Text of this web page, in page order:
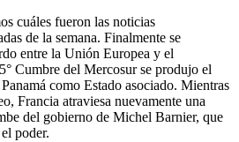
cuáles fueron las noticias
de la semana. Finalmente se
entre la Unión Europea y el
Cumbre del Mercosur se produjo el
como Estado asociado. Mientras
Francia atraviesa nuevamente una
del gobierno de Michel Barnier, que
poder.